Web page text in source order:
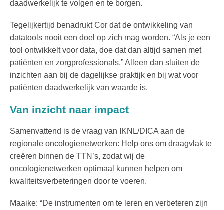
daadwerkelijk te volgen en te borgen.
Tegelijkertijd benadrukt Cor dat de ontwikkeling van
datatools nooit een doel op zich mag worden. “Als je een
tool ontwikkelt voor data, doe dat dan altijd samen met
patiënten en zorgprofessionals.” Alleen dan sluiten de
inzichten aan bij de dagelijkse praktijk en bij wat voor
patiënten daadwerkelijk van waarde is.
Van inzicht naar impact
Samenvattend is de vraag van IKNL/DICA aan de
regionale oncologienetwerken: Help ons om draagvlak te
creëren binnen de TTN’s, zodat wij de
oncologienetwerken optimaal kunnen helpen om
kwaliteitsverbeteringen door te voeren.
Maaike: “De instrumenten om te leren en verbeteren zijn